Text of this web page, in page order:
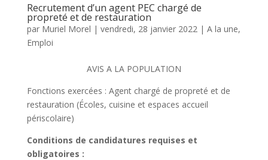
Recrutement d’un agent PEC chargé de
propreté et de restauration
par Muriel Morel | vendredi, 28 janvier 2022 | A la une,
Emploi
AVIS A LA POPULATION
Fonctions exercées : Agent chargé de propreté et de
restauration (Écoles, cuisine et espaces accueil
périscolaire)
Conditions de candidatures requises et
obligatoires :